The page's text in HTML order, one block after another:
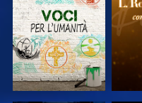
SERIE